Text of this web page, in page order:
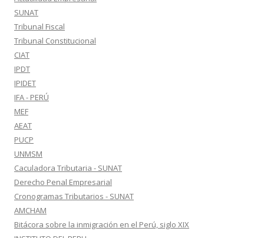
SUNAT
Tribunal Fiscal
Tribunal Constitucional
CIAT
IPDT
IPIDET
IFA - PERÚ
MEF
AEAT
PUCP
UNMSM
Caculadora Tributaria - SUNAT
Derecho Penal Empresarial
Cronogramas Tributarios - SUNAT
AMCHAM
Bitácora sobre la inmigración en el Perú, siglo XIX